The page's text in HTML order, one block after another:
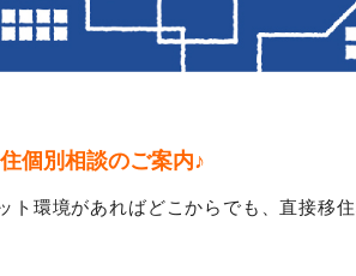
個別相談のご案内♪
ト環境があればどこからでも、直接移